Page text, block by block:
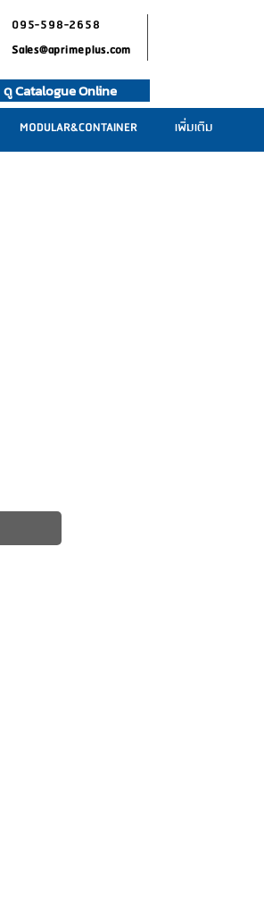
095-598-2658
Sales@aprimeplus.com
ดู Catalogue Online
MODULAR&CONTAINER เพิ่มเติม